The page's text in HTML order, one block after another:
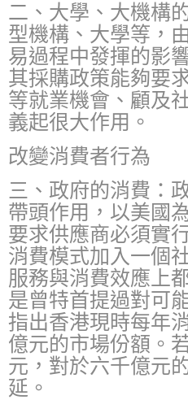
二、大學、大機構
型機構、大學等，
易過程中發揮的影
其採購政策能夠要
等就業機會、顧及
義起很大作用。
改變消費者行為
三、政府的消費：
帶頭作用，以美國
要求供應商必須實
消費模式加入一個
服務與消費效應上
是曾特首提過對可
指出香港現時每年
億元的市場份額。
元，對於六千億元
延。